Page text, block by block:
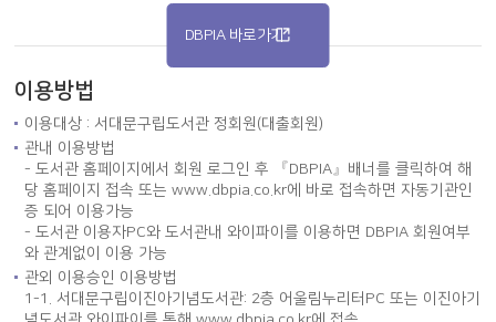
DBPIA 바로가기
이용방법
이용대상 : 서대문구립도서관 정회원(대출회원)
관내 이용방법
- 도서관 홈페이지에서 회원 로그인 후 『DBPIA』배너를 클릭하여 해
당 홈페이지 접속 또는 www.dbpia.co.kr에 바로 접속하면 자동기관인
증 되어 이용가능
- 도서관 이용자PC와 도서관내 와이파이를 이용하면 DBPIA 회원여부
와 관계없이 이용 가능
관외 이용승인 이용방법
1-1. 서대문구립이진아기념도서관: 2층 어울림누리터PC 또는 이진아기